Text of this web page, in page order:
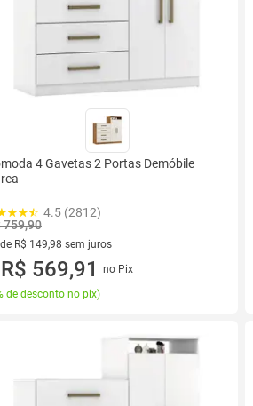
4 Gavetas 2 Portas Demóbile
4.5 (2812)
759,90
R$ 149,98 sem juros
de R$ 149,98 sem juros
R$ 569,91
no Pix
de desconto no pix)